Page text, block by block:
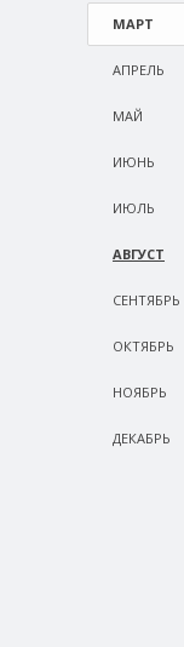
МАРТ
АПРЕЛЬ
МАЙ
ИЮНЬ
ИЮЛЬ
АВГУСТ
СEНТЯБРЬ
ОКТЯБРЬ
НОЯБРЬ
ДЕКАБРЬ